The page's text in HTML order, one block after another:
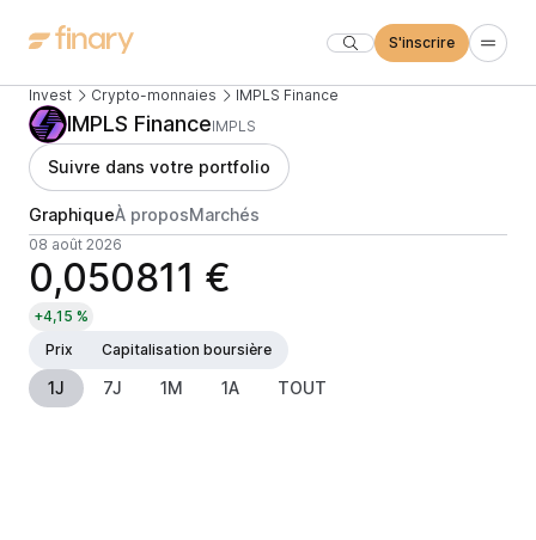
S'inscrire
Invest Crypto-monnaies IMPLS Finance
IMPLS FinanceIMPLS
Suivre dans votre portfolio
GraphiqueÀ proposMarchés
08 août 2026
0,050811 €
+4,15 %
Prix
Capitalisation boursière
1J 7J 1M 1A TOUT